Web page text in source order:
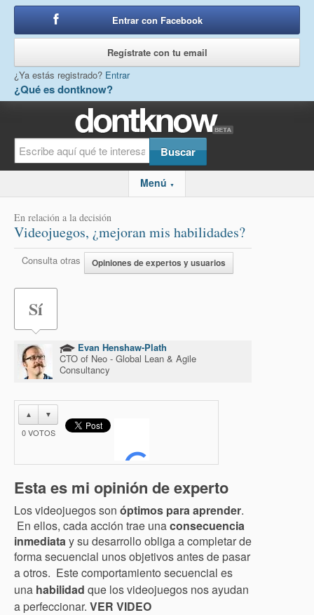
¿Qué es dontknow?
Entrar con Facebook
Regístrate con tu email
¿Ya estás registrado? Entrar
Menú ▼
En relación a la decisión
Videojuegos, ¿mejoran mis habilidades?
Consulta otras Opiniones de expertos y usuarios
Sí
Evan Henshaw-Plath
CTO of Neo - Global Lean & Agile
Consultancy
▲ ▼
0VOTOS
Esta es mi opinión de experto
Los videojuegos son óptimos para aprender.
En ellos, cada acción trae unaconsecuencia
inmediatay su desarrollo obliga a completar de
forma secuencial unos objetivos antes de pasar
a otros. Este comportamiento secuencial es
una habilidad que los videojuegos nos ayudan
a perfeccionar. VER VIDEO